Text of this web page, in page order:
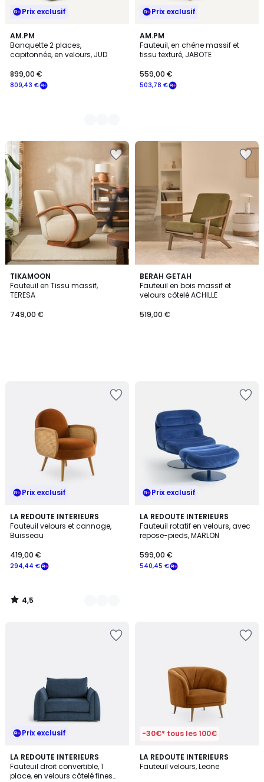
Prix exclusif
AM.PM
Banquette 2 places,
capitonnée, en velours, JUD
809,43 €
899,00 €
4
Couleurs
Prix exclusif
AM.PM
Fauteuil, en chêne massif et
tissu texturé, JABOTE
503,78 €
559,00 €
TIKAMOON
Fauteuil en Tissu massif,
TERESA
749,00 €
BERAH GETAH
Fauteuil en bois massif et
velours côtelé ACHILLE
519,00 €
Prix exclusif
LA REDOUTE INTERIEURS
Fauteuil velours et cannage,
Buisseau
294,44 €
419,00 €
4,5
/ 5
2
Couleurs
4,5
/
Prix exclusif
LA REDOUTE INTERIEURS
Fauteuil rotatif en velours, avec
repose-pieds, MARLON
540,45 €
599,00 €
Prix exclusif
LA REDOUTE INTERIEURS
Fauteuil droit convertible, 1
place, en velours côtelé fines
6
Couleurs
-30€* tous les 100€
LA REDOUTE INTERIEURS
Fauteuil velours, Leone
4,5
/ 5
2
Couleurs